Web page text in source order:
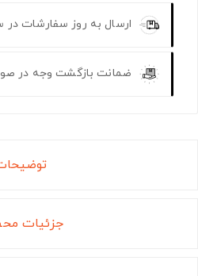
ارسال به روز سفارشات در
ضمانت بازگشت وجه در
جزئیات